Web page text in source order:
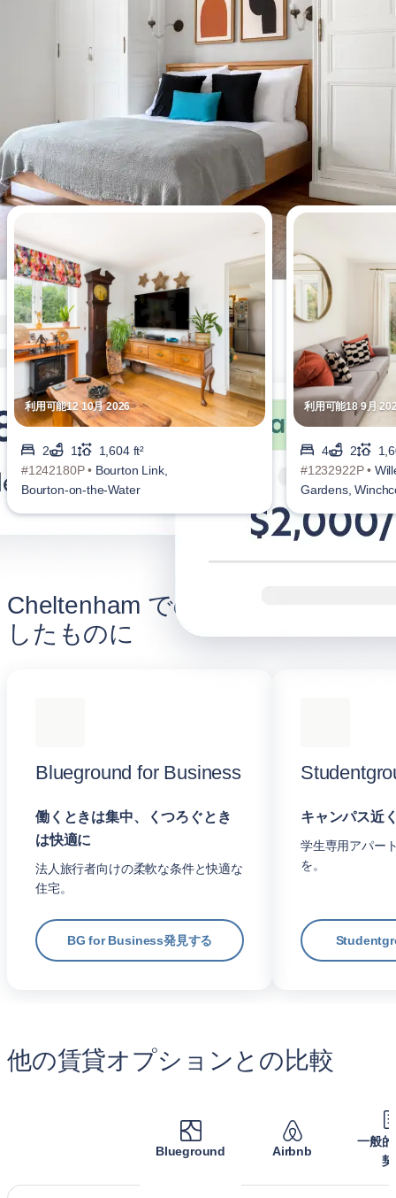
今週最も閲覧されたアパート
利用可能12 10月 2026
2 1
1,604 ft²
#1242180P • Bourton Link,
Bourton-on-the-Water
利用可能18 9月
4 2
#1232922P •
Gardens,
Cheltenham での滞在をより充実
したものに
Blueground for Business
働くときは集中、くつろぐとき
は快適に
法人旅行者向けの柔軟な条件と快適な
住宅。
BG for Business発見する
キャンパス近
学生専用アパー
を。
他の賃貸オプションとの比較
Blueground Airbnb
一般